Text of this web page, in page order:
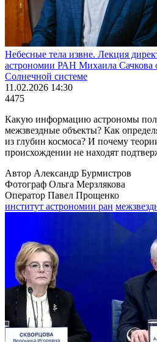
Небесные тела извне. Лекция
астрономии РАН Михаила Сачкова
Солнечной системе
11.02.2026 14:30
4475
Какую информацию астрономы
межзвездные объекты? Как
из глубин космоса? И почему
происхождении не находят
Автор Александр Бурмистров
Фотограф Ольга Мерзлякова
Оператор Павел Прощенко
институт астрономии ран